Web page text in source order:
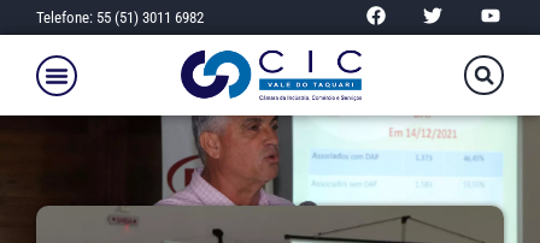
Telefone: 55 (51) 3011 6982